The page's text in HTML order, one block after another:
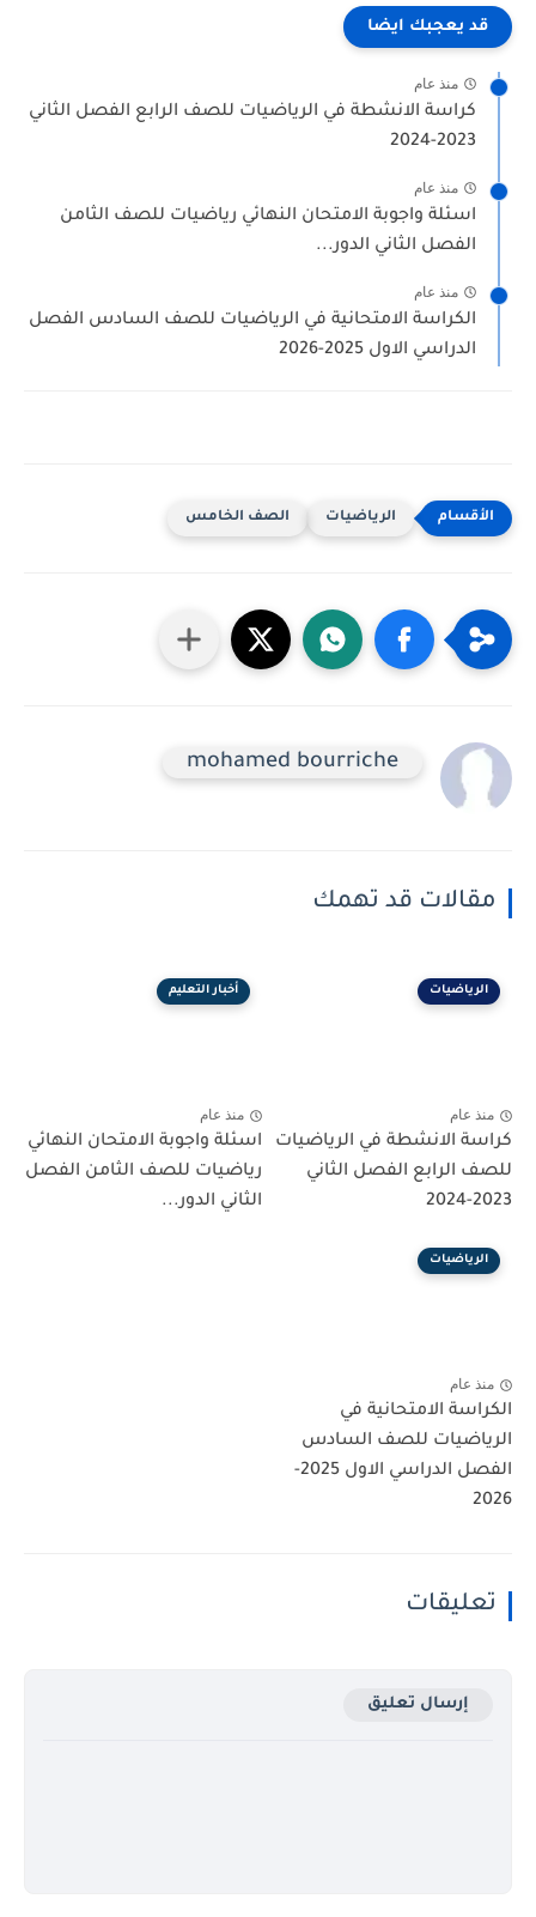
قد يعجبك ايضا
منذ عام
كراسة الانشطة في الرياضيات للصف الرابع الفصل الثاني
2023-2024
منذ عام
اسئلة واجوبة الامتحان النهائي رياضيات للصف الثامن
الفصل الثاني الدور...
منذ عام
الكراسة الامتحانية في الرياضيات للصف السادس الفصل
الدراسي الاول 2025-2026
الرياضيات الصف الخامس
mohamed bourriche
مقالات قد تهمك
الرياضيات
منذ عام
كراسة الانشطة في الرياضيات
للصف الرابع الفصل الثاني
2023-2024
أخبار التعليم
منذ عام
اسئلة واجوبة الامتحان النهائي
رياضيات للصف الثامن الفصل
الثاني الدور...
الرياضيات
منذ عام
الكراسة الامتحانية في
الرياضيات للصف السادس
الفصل الدراسي الاول 2025-
2026
تعليقات
إرسال تعليق